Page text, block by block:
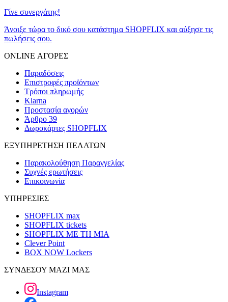
Γίνε συνεργάτης!
Άνοιξε τώρα το δικό σου κατάστημα SHOPFLIX και αύξησε τις
πωλήσεις σου.
ONLINE ΑΓΟΡΕΣ
Παραδόσεις
Επιστροφές προϊόντων
Τρόποι πληρωμής
Klarna
Προστασία αγορών
Άρθρο 39
Δωροκάρτες SHOPFLIX
ΕΞΥΠΗΡΕΤΗΣΗ ΠΕΛΑΤΩΝ
Παρακολούθηση Παραγγελίας
Συχνές ερωτήσεις
Επικοινωνία
ΥΠΗΡΕΣΙΕΣ
SHOPFLIX max
SHOPFLIX tickets
SHOPFLIX ΜΕ ΤΗ ΜΙΑ
Clever Point
BOX NOW Lockers
ΣΥΝΔΕΣΟΥ ΜΑΖΙ ΜΑΣ
Instagram